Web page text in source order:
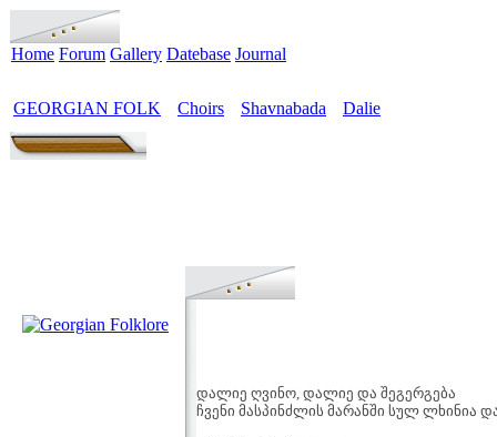
Home Forum Gallery Datebase Journal
GEORGIAN FOLK Choirs Shavnabada Dalie
დალიე ღვინო, დალიე და შეგერგება
ჩვენი მასპინძლის მარანში სულ ლხინია